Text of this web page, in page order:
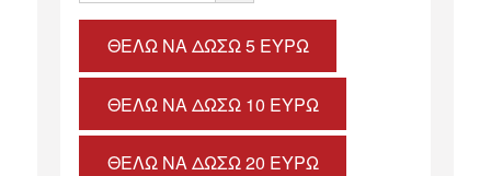
ΘΈΛΩ ΝΑ ΔΏΣΩ 5 ΕΥΡΏ
ΘΈΛΩ ΝΑ ΔΏΣΩ 10 ΕΥΡΏ
ΘΈΛΩ ΝΑ ΔΏΣΩ 20 ΕΥΡΏ